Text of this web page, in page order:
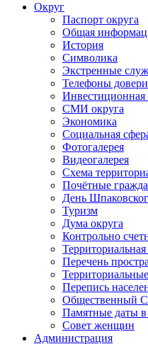
Округ
Паспорт округа
Общая
История
Символика
Экстренные
Телефоны
Инвестиционная
СМИ округа
Экономика
Социальная
Фотогалерея
Видеогалерея
Схема
Почётные
День
Туризм
Дума округа
Контрольно
Перечень
Перепись
Общественный
Памятные даты
Совет женщин
Администрация